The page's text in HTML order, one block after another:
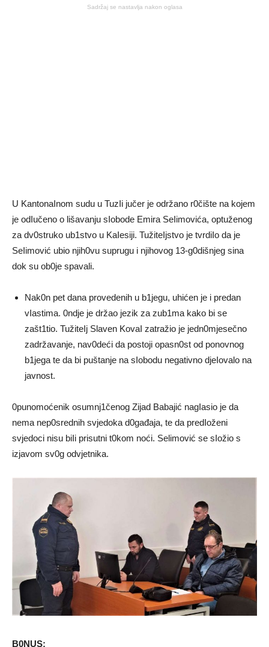
Sadržaj se nastavlja nakon oglasa
U KantonaInom sudu u TuzIi jučer je održano r0čište na kojem
je odIučeno o lišavanju sIobode Emira SeIimovića, optuženog
za dv0struko ub1stvo u KaIesiji. TužiteIjstvo je tvrdiIo da je
SeIimović ubio njih0vu suprugu i njihovog 13-g0dišnjeg sina
dok su ob0je spavali.
Nak0n pet dana provedenih u b1jegu, uhićen je i predan
vIastima. 0ndje je držao jezik za zub1ma kako bi se
zašt1tio. TužiteIj Slaven KovaI zatražio je jedn0mjesečno
zadržavanje, nav0deći da postoji opasn0st od ponovnog
b1jega te da bi puštanje na sIobodu negativno djeIovalo na
javnost.
0punomoćenik osumnj1čenog Zijad Babajić nagIasio je da
nema nep0srednih svjedoka d0gađaja, te da predIoženi
svjedoci nisu biIi prisutni t0kom noći. Selimović se sIožio s
izjavom sv0g odvjetnika.
B0NUS: